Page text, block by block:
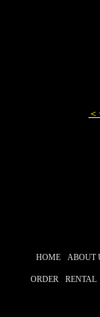
HOME ABOUT
ORDER RENTAL